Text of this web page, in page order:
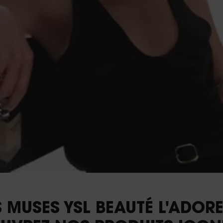
MUSES YSL BEAUTÉ